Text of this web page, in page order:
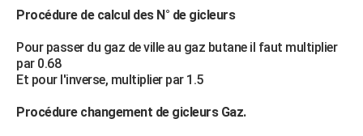
COPAINS D'AVANT
Procédure de calcul des N° de gicleurs
Pour passer du gaz de ville au gaz butane il faut multiplier
par 0.68
Et pour l'inverse, multiplier par 1.5
Procédure changement de gicleurs Gaz.